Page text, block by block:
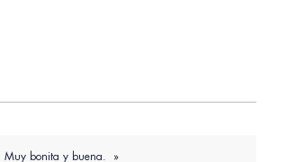
Muy bonita y buena. »